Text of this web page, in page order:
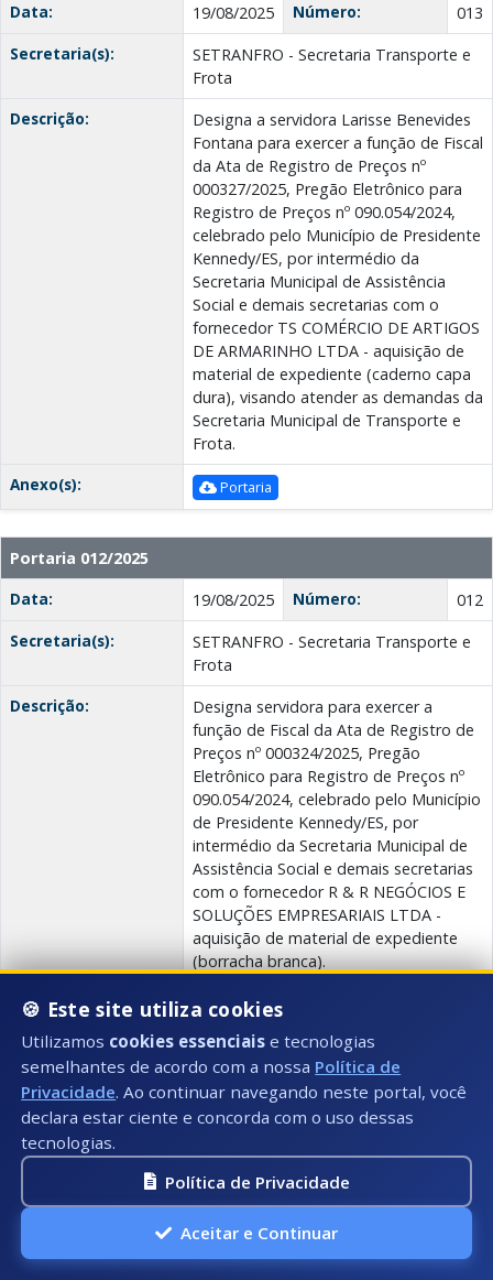
Data:
19/08/2025 Número:
013
Secretaria(s):
SETRANFRO - Secretaria Transporte e
Frota
Descrição:
Designa a servidora Larisse Benevides
Fontana para exercer a função de Fiscal
da Ata de Registro de Preços nº
000327/2025, Pregão Eletrônico para
Registro de Preços nº 090.054/2024,
celebrado pelo Município de Presidente
Kennedy/ES, por intermédio da
Secretaria Municipal de Assistência
Social e demais secretarias com o
fornecedor TS COMÉRCIO DE ARTIGOS
DE ARMARINHO LTDA - aquisição de
material de expediente (caderno capa
dura), visando atender as demandas da
Secretaria Municipal de Transporte e
Frota.
Anexo(s):
Portaria
Portaria 012/2025
Data:
19/08/2025 Número:
012
Secretaria(s):
SETRANFRO - Secretaria Transporte e
Frota
Descrição:
Designa servidora para exercer a
função de Fiscal da Ata de Registro de
Preços nº 000324/2025, Pregão
Eletrônico para Registro de Preços nº
090.054/2024, celebrado pelo Município
de Presidente Kennedy/ES, por
intermédio da Secretaria Municipal de
Assistência Social e demais secretarias
com o fornecedor R & R NEGÓCIOS E
SOLUÇÕES EMPRESARIAIS LTDA -
aquisição de material de expediente
(borracha branca).
Anexo(s):
Portaria
Portaria 011/2025
Data:
19/08/2025 Número:
Secretaria(s):
SETRANFRO - Secretaria Transporte e
Frota
Designa servidora para exercer a
função de Fiscal da Ata de Registro de
Preços nº 000318/2025, Pregão
🍪 Este site utiliza cookies
Utilizamos cookies essenciais e tecnologias
semelhantes de acordo com a nossa Política de
Privacidade. Ao continuar navegando neste portal, você
declara estar ciente e concorda com o uso dessas
tecnologias.
Política de Privacidade
Aceitar e Continuar